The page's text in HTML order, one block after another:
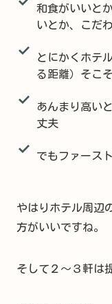
和食がいいと
いとか、こだ
とにかくホテ
る距離）そこ
あんまり高い
丈夫
でもファース
やはりホテル周辺
方がいいですね。
そして２～３軒は